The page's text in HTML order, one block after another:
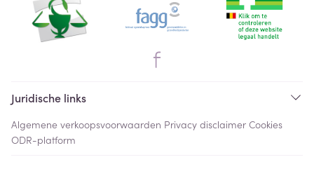
Juridische links
Algemene verkoopsvoorwaarden Privacy disclaimer Cookies
ODR-platform